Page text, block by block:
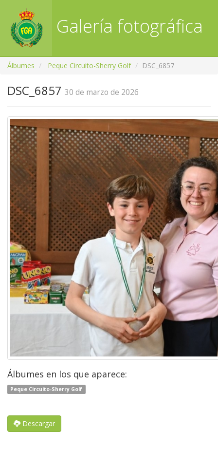
Galería fotográfica
RFGA
Álbumes Peque Circuito-Sherry Golf DSC_6857
DSC_6857 30 de marzo de 2026
Álbumes en los que aparece:
Peque Circuito-Sherry Golf
Descargar